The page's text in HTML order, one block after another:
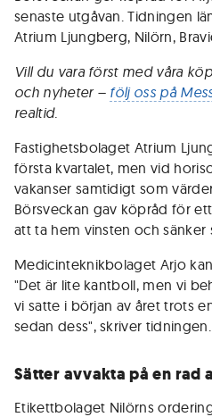
senaste utgåvan. Tidningen
Atrium Ljungberg, Nilörn,
Vill du vara först med våra
och nyheter – följ oss på
realtid.
Fastighetsbolaget Atrium
första kvartalet, men vid
vakanser samtidigt som
Börsveckan gav köpråd för
att ta hem vinsten och sänker
Medicinteknikbolaget Arjo
"Det är lite kantboll, men vi
vi satte i början av året trots
sedan dess", skriver tidningen.
Sätter avvakta på en rad
Etikettbolaget Nilörns